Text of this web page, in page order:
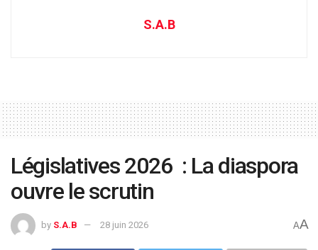
S.A.B
Législatives 2026 : La diaspora
ouvre le scrutin
by S.A.B 28 juin 2026 AA